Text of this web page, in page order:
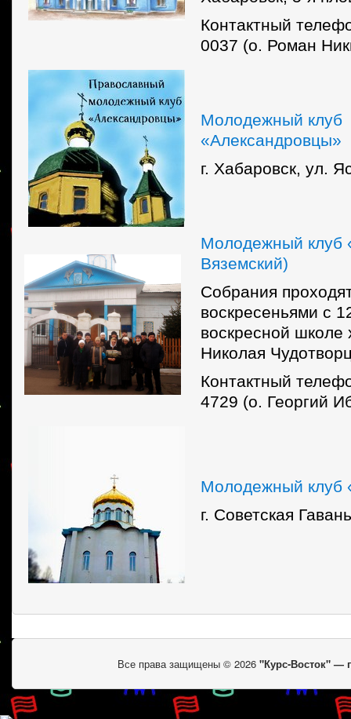
Контактный
0037 (о. Роман
Молодежный клуб
«Александровцы»
г. Хабаровск, ул.
Молодежный клуб
Вяземский)
Собрания
воскресеньями с
воскресной школе
Николая
Контактный
4729 (о. Георгий
Молодежный клуб
г. Советская Гавань
Все права защищены © 2026 "Курс-Восток" —